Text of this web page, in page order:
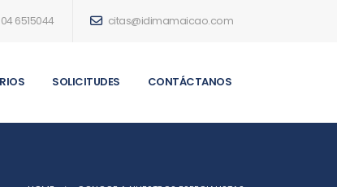
6515044 citas@idimamaicao.com
SOLICITUDES CONTÁCTANOS